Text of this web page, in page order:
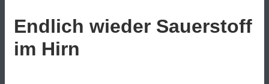
Endlich wieder Sauerstoff
im Hirn